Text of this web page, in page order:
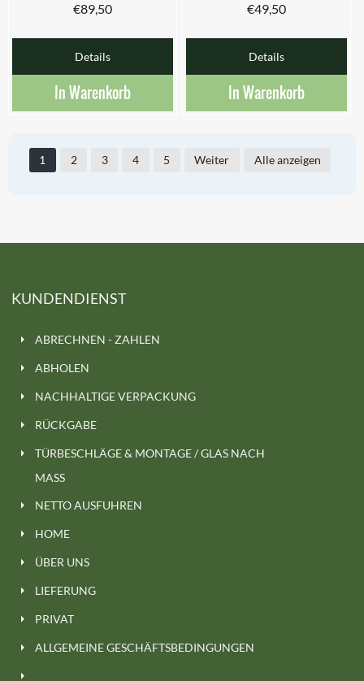
€89,50
Details
In Warenkorb
€49,50
Details
In Warenkorb
1 2 3 4 5 Weiter Alle anzeigen
KUNDENDIENST
ABRECHNEN - ZAHLEN
ABHOLEN
NACHHALTIGE VERPACKUNG
RÜCKGABE
TÜRBESCHLÄGE & MONTAGE / GLAS NACH
MASS
NETTO AUSFUHREN
HOME
ÜBER UNS
LIEFERUNG
PRIVAT
ALLGEMEINE GESCHÄFTSBEDINGUNGEN